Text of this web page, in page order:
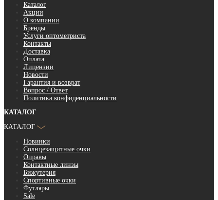
Каталог
Акции
О компании
Бренды
Услуги оптометриста
Контакты
Доставка
Оплата
Лицензии
Новости
Гарантия и возврат
Вопрос / Ответ
Политика конфиденциальности
КАТАЛОГ
КАТАЛОГ
Новинки
Солнцезащитные очки
Оправы
Контактные линзы
Бижутерия
Спортивные очки
Футляры
Sale